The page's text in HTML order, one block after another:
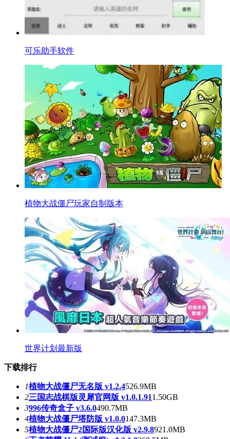
可乐助手软件
植物大战僵尸玩家自制版本
世界计划最新版
下载排行
1植物大战僵尸无名版 v1.2.4526.9MB
2三国志战棋版灵犀官网版 v1.0.1.911.50GB
3996传奇盒子 v3.6.0490.7MB
4植物大战僵尸塔防版 v1.0.0147.3MB
5植物大战僵尸2国际版汉化版 v2.9.8921.0MB